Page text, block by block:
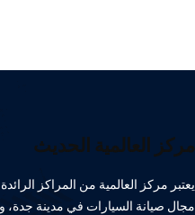
مركز العالمية الحديث
يعتبر مركز العالمية من المراكز
مجال صيانة السيارات في مدينة جدة،